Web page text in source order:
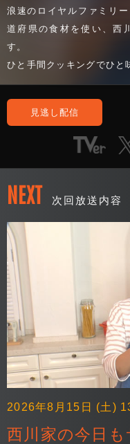
浪速のロイヤルファミリ
道府県の食材を使い、西
す。
ひと手間クッキングでひと
見逃し配信
NEXT 次回放送内容
2026年8月15日 (土)
西川家の今日